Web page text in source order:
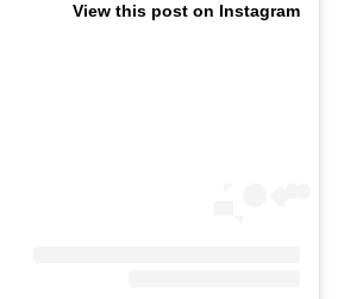
View this post on Instagram